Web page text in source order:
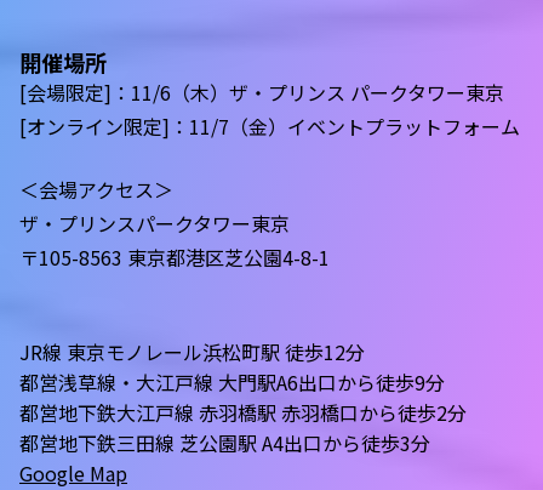
開催場所
[会場限定]：11/6（木）ザ・プリンス パークタワー東京
[オンライン限定]：11/7（金）イベントプラットフォーム
＜会場アクセス＞
ザ・プリンスパークタワー東京
〒105-8563 東京都港区芝公園4-8-1
JR線 東京モノレール浜松町駅 徒歩12分
都営浅草線・大江戸線 大門駅A6出口から徒歩9分
都営地下鉄大江戸線 赤羽橋駅 赤羽橋口から徒歩2分
都営地下鉄三田線 芝公園駅 A4出口から徒歩3分
Google Map